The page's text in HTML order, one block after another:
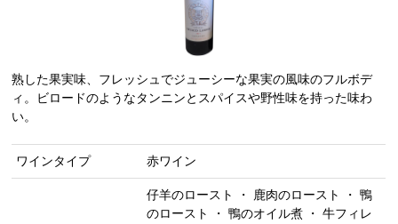
熟した果実味、フレッシュでジューシーな果実の風味のフルボデ
ィ。ビロードのようなタンニンとスパイスや野性味を持った味わ
い。
ワインタイプ 赤ワイン
仔羊のロースト ・ 鹿肉のロースト ・ 鴨
のロースト ・ 鴨のオイル煮 ・ 牛フィレ